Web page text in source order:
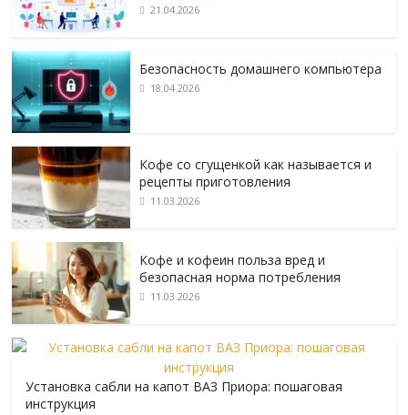
21.04.2026
Безопасность домашнего компьютера
18.04.2026
Кофе со сгущенкой как называется и
рецепты приготовления
11.03.2026
Кофе и кофеин польза вред и
безопасная норма потребления
11.03.2026
Установка сабли на капот ВАЗ Приора: пошаговая
инструкция